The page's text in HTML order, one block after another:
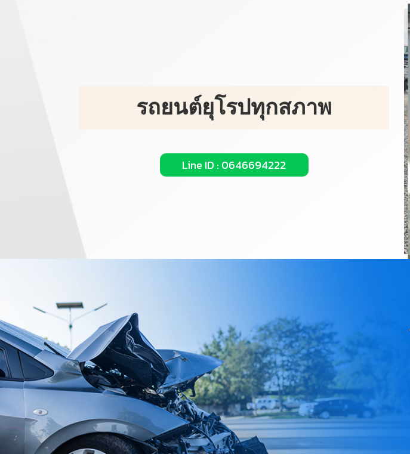
รถยนต์ยุโรปทุกสภาพ
Line ID : 0646694222